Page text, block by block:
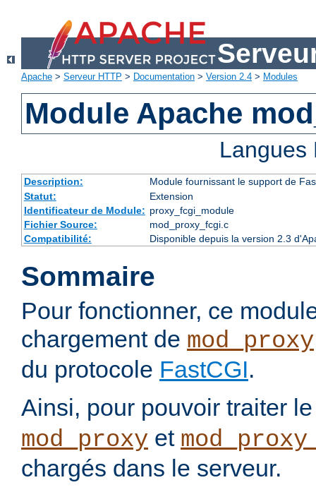
Apache > Serveur HTTP > Documentation > Version 2.4 > Modules
Module Apache
Description:
Module fournissant le support de
Statut:
Extension
Identificateur de Module: proxy_fcgi_module
Fichier Source:
mod_proxy_fcgi.c
Compatibilité:
Disponible depuis la version 2.3
Sommaire
Pour fonctionner, ce
chargement de mod_proxy
du protocole FastCGI.
Ainsi, pour pouvoir traiter
mod_proxy et
chargés dans le serveur.